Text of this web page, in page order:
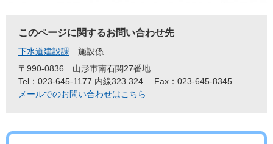
このページに関するお問い合わせ先
下水道建設課
施設係
〒990-0836
山形市南石関27番地
Tel：023-645-1177 内線323 324
Fax：023-645-8345
メールでのお問い合わせはこちら